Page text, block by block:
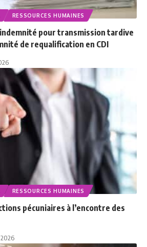
RESSOURCES HUMAINES
pour transmission tardive
de requalification en CDI
RESSOURCES HUMAINES
pécuniaires à l’encontre des